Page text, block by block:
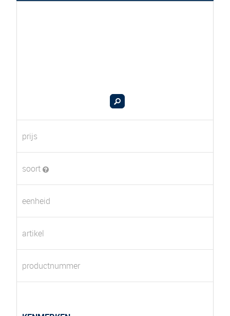
prijs
soort
eenheid
artikel
productnummer